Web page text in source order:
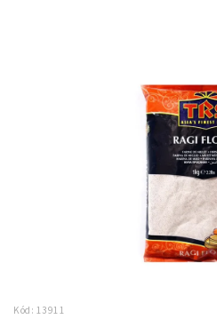
Kód: 13911